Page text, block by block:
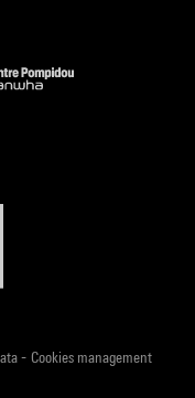
- Cookies management